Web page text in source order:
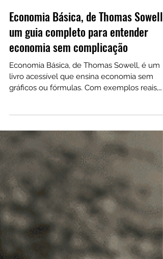
7 de abr.
Economia Básica, de Thomas Sowell:
um guia completo para entender
economia sem complicação
gráficos ou fórmulas. Com exemplos reais,
explica conceitos como preços, escassez e
incentivos, ajudando o leitor a desenvolver
pensamento crítico e entender melhor o
funcionamento da economia no dia a dia.